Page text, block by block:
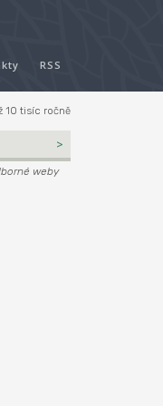
RSS
10 tisíc ročně
weby